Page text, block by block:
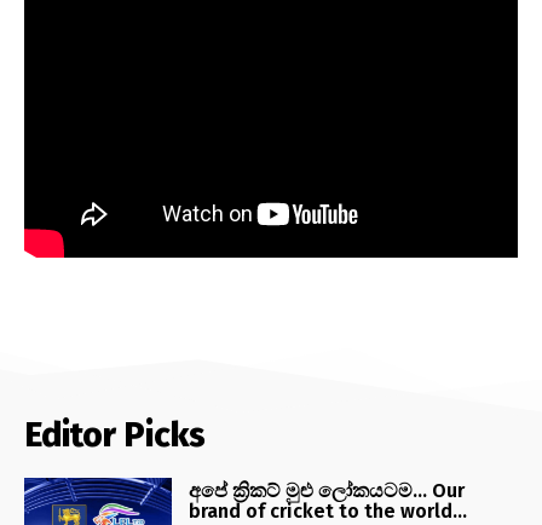
Editor Picks
අපේ ක්‍රිකට් මුළු ලෝකයටම… Our
brand of cricket to the world…